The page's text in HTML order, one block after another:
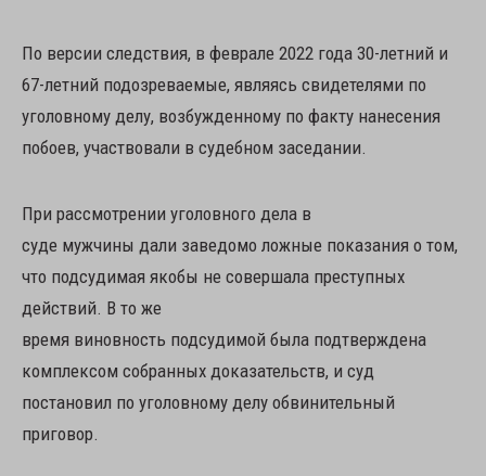
По версии следствия, в феврале 2022 года 30-летний и
67-летний подозреваемые, являясь свидетелями по
уголовному делу, возбужденному по факту нанесения
побоев, участвовали в судебном заседании.
При рассмотрении уголовного дела в
суде мужчины дали заведомо ложные показания о том,
что подсудимая якобы не совершала преступных
действий. В то же
время виновность подсудимой была подтверждена
комплексом собранных доказательств, и суд
постановил по уголовному делу обвинительный
приговор.